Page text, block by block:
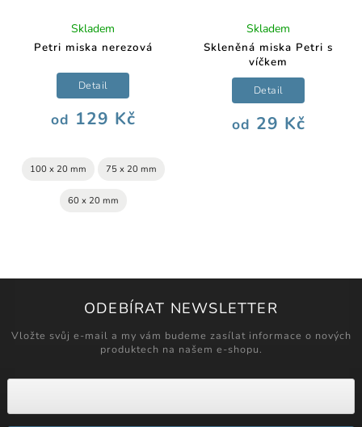
Petri miska nerezová
Skladem
od 129 Kč
Detail
100 x 20 mm 75 x 20 mm
60 x 20 mm
Skleněná miska Petri s
víčkem
Skladem
od 29 Kč
Detail
ODEBÍRAT NEWSLETTER
Vložte svůj e-mail a my vám budeme zasílat informace o nových
produktech na našem e-shopu.